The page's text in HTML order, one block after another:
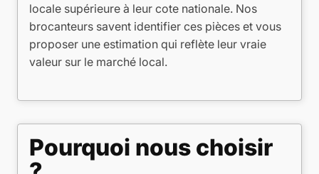
locale supérieure à leur cote nationale. Nos
brocanteurs savent identifier ces pièces et vous
proposer une estimation qui reflète leur vraie
valeur sur le marché local.
Pourquoi nous choisir